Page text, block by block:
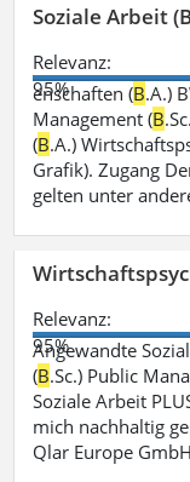
Soziale Arbeit
Relevanz:
95%
enschaften (B.A.)
Management (B
(B.A.)
Grafik). Zugang
gelten unter
Relevanz:
95%
Angewandte
(B.Sc.) Public
Soziale Arbeit
mich nachhaltig
Qlar Europe